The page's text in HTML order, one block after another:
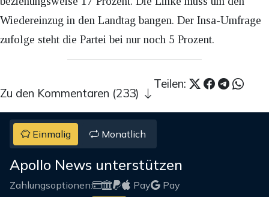
Wiedereinzug in den Landtag bangen. Der Insa-Umfrage
zufolge steht die Partei bei nur noch 5 Prozent.
Teilen:
Zu den Kommentaren (233)
Einmalig Monatlich
Apollo News unterstützen
Zahlungsoptionen: Pay
Pay